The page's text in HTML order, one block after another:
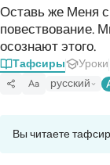
Оставь же Меня
повествование.
осознают этого.
Тафсиры Уроки
Aa русский
Вы читаете